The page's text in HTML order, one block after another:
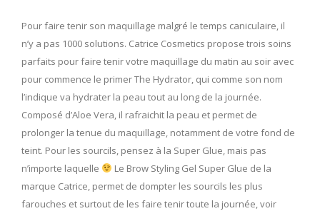
Pour faire tenir son maquillage malgré le temps caniculaire, il
n’y a pas 1000 solutions. Catrice Cosmetics propose trois soins
parfaits pour faire tenir votre maquillage du matin au soir avec
pour commence le primer The Hydrator, qui comme son nom
l’indique va hydrater la peau tout au long de la journée.
Composé d’Aloe Vera, il rafraichit la peau et permet de
prolonger la tenue du maquillage, notamment de votre fond de
teint. Pour les sourcils, pensez à la Super Glue, mais pas
n’importe laquelle
Le Brow Styling Gel Super Glue de la
marque Catrice, permet de dompter les sourcils les plus
farouches et surtout de les faire tenir toute la journée, voir